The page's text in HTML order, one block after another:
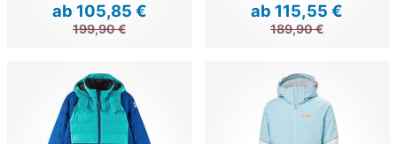
ab 105,85 €
199,90 €
ab 115,55 €
189,90 €